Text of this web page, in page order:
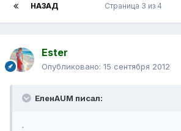
НАЗАД Страница 3 из 4
Ester
Опубликовано: 15 сентября 2012
ЕленAUM писал:
.